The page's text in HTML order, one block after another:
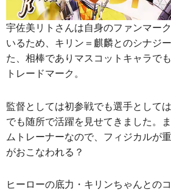
宇佐美リトさんは自身のファンマー
いるため、キリン＝麒麟とのシナジ
た、相棒でありマスコットキャラで
トレードマーク。
監督としては初参戦でも選手として
でも随所で活躍を見せてきました。
ムトレーナーなので、フィジカルが
がおこなわれる？
ヒーローの底力・キリンちゃんとの